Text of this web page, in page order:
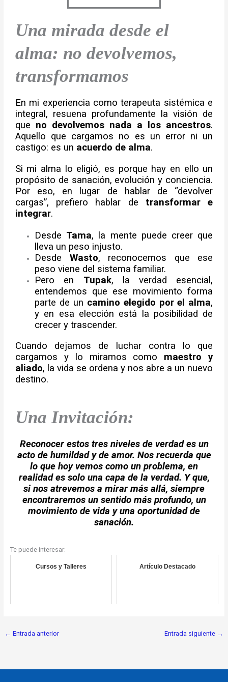
Una mirada desde el
alma: no devolvemos,
transformamos
En mi experiencia como terapeuta sistémica e
integral, resuena profundamente la visión de
que no devolvemos nada a los ancestros.
Aquello que cargamos no es un error ni un
castigo: es un acuerdo de alma.
Si mi alma lo eligió, es porque hay en ello un
propósito de sanación, evolución y conciencia.
Por eso, en lugar de hablar de “devolver
cargas”, prefiero hablar de transformar e
integrar.
Desde Tama, la mente puede creer que
lleva un peso injusto.
Desde Wasto, reconocemos que ese
peso viene del sistema familiar.
Pero en Tupak, la verdad esencial,
entendemos que ese movimiento forma
parte de un camino elegido por el alma,
y en esa elección está la posibilidad de
crecer y trascender.
Cuando dejamos de luchar contra lo que
cargamos y lo miramos como maestro y
aliado, la vida se ordena y nos abre a un nuevo
destino.
Una Invitación:
Reconocer estos tres niveles de verdad es un
acto de humildad y de amor. Nos recuerda que
lo que hoy vemos como un problema, en
realidad es solo una capa de la verdad. Y que,
si nos atrevemos a mirar más allá, siempre
encontraremos un sentido más profundo, un
movimiento de vida y una oportunidad de
sanación.
Te puede interesar:
Cursos y Talleres Artículo Destacado
← Entrada anterior Entrada siguiente →